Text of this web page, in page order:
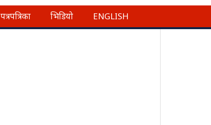
पत्रपत्रिका भिडियो ENGLISH